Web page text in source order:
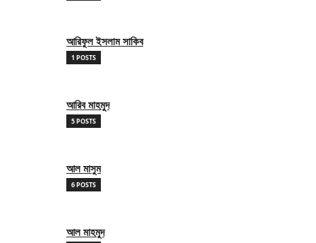
আরিফুল ইসলাম সাকিব
1 POSTS
আরিব মাহমুদ
5 POSTS
আল মাসুম
6 POSTS
আল মাহমুদ